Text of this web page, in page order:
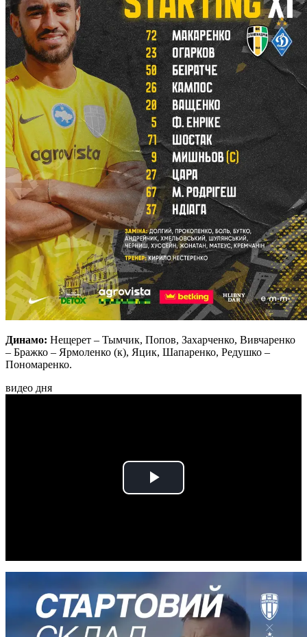
Динамо: Нещерет – Тымчик, Попов, Захарченко, Вивчаренко
– Бражко – Ярмоленко (к), Яцик, Шапаренко, Редушко –
Пономаренко.
видео дня
Play